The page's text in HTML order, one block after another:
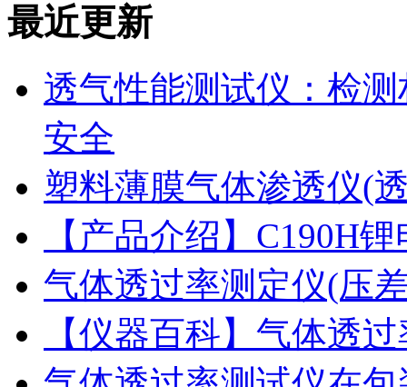
最近更新
透气性能测试仪：检
安全
塑料薄膜气体渗透仪(
【产品介绍】C190H
气体透过率测定仪(压
【仪器百科】气体透